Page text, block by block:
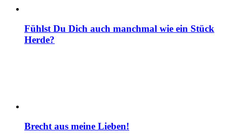
Fühlst Du Dich auch manchmal wie ein Stück
Herde?
Brecht aus meine Lieben!